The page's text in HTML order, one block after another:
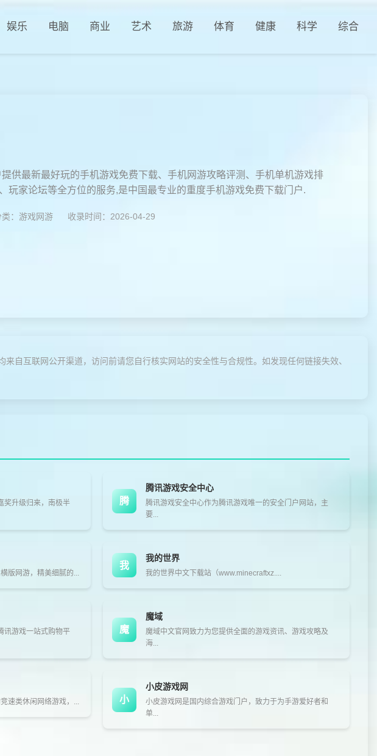
娱乐 电脑 商业 艺术 旅游 体育 健康 科学 综合
供最新最好玩的手机游戏免费下载、手机网游攻略评测、手机单机游戏排
玩家论坛等全方位的服务,是中国最专业的重度手机游戏免费下载门户.
： 游戏网游 收录时间：2026-04-29
自互联网公开渠道，访问前请您自行核实网站的安全性与合规性。如发现任何链接失效、
奖升级归来，南极半
腾
腾讯游戏安全中心
腾讯游戏安全中心作为腾讯游戏唯一的安全门户网站，主
要...
版网游，精美细腻的...
我
我的世界
我的世界中文下载站（www.minecraftxz....
讯游戏一站式购物平
魔
魔域
魔域中文官网致力为您提供全面的游戏资讯、游戏攻略及
海...
速类休闲网络游戏，... 小
小皮游戏网
小皮游戏网是国内综合游戏门户，致力于为手游爱好者和
单...